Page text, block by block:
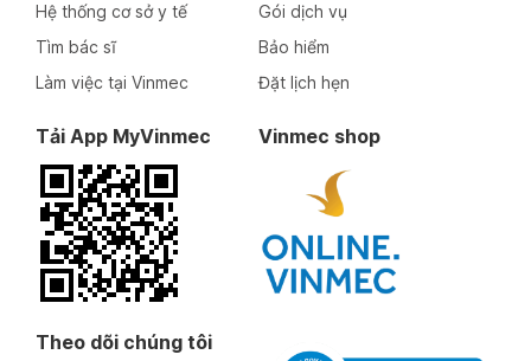
Hệ thống cơ sở y tế
Tìm bác sĩ
Làm việc tại Vinmec
Gói dịch vụ
Bảo hiểm
Đặt lịch hẹn
Tải App MyVinmec Vinmec shop
Theo dõi chúng tôi